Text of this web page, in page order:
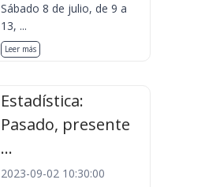
Sábado 8 de julio, de 9 a
13, ...
Leer más
Estadística:
Pasado, presente
...
2023-09-02 10:30:00